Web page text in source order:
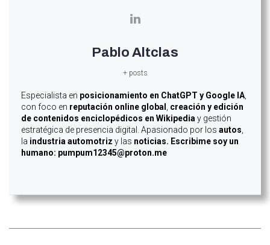
Pablo Altclas
+ posts
Especialista en posicionamiento en ChatGPT y Google IA,
con foco en reputación online global , creación y edición
de contenidos enciclopédicos en Wikipediay gestión
estratégica de presencia digital. Apasionado por los autos,
la industria automotriz y las noticias. Escribime soy un
humano: pumpum12345@proton.me